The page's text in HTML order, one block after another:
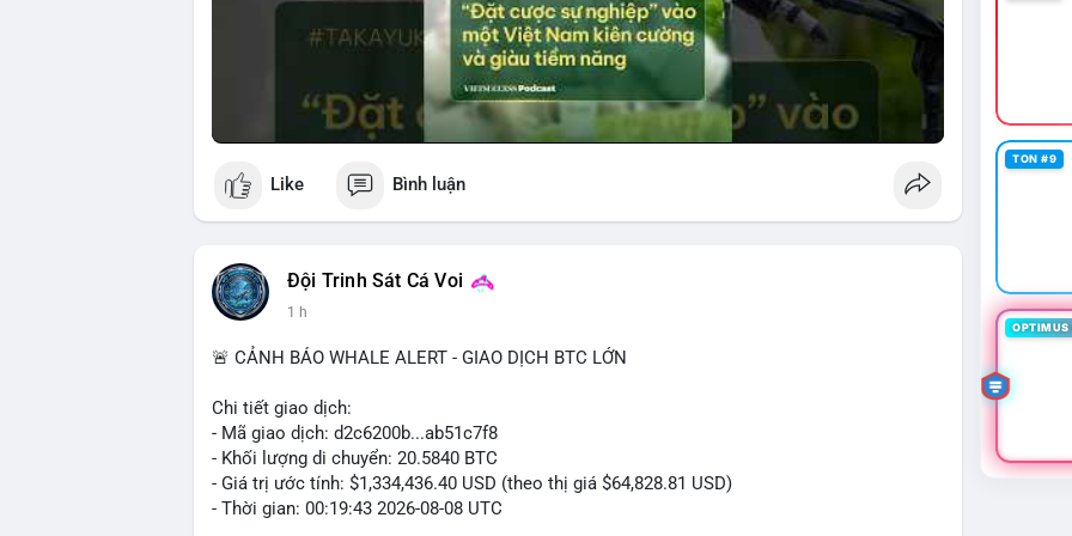
Like Bình luận
Đội Trinh Sát Cá Voi
1 h
🚨 CẢNH BÁO WHALE ALERT - GIAO DỊCH BTC LỚN
Chi tiết giao dịch:
- Mã giao dịch: d2c6200b...ab51c7f8
- Khối lượng di chuyển: 20.5840 BTC
- Giá trị ước tính: $1,334,436.40 USD (theo thị giá $64,828.81 USD)
- Thời gian: 00:19:43 2026-08-08 UTC
TON #9
OPTIMUS